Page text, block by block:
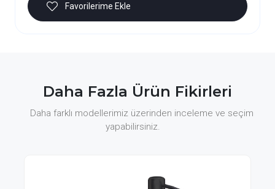
Favorilerime Ekle
Daha Fazla Ürün Fikirleri
Daha farklı modellerimiz üzerinden inceleme ve seçim
yapabilirsiniz.